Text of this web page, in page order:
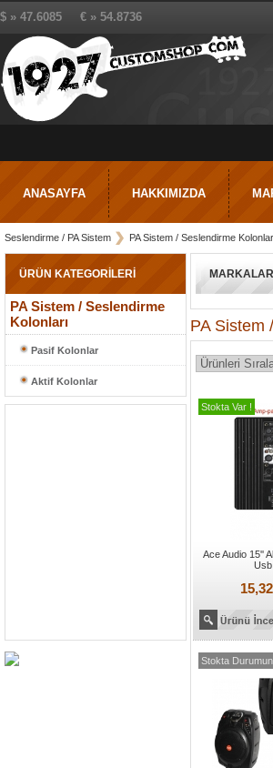
$ » 47.6085 € » 54.8736
ANASAYFA HAKKIMIZDA
Seslendirme / PA Sistem PA Sistem / Seslendirme
ÜRÜN KATEGORİLERİ
PA Sistem / Seslendirme
Kolonları
Pasif Kolonlar
Aktif Kolonlar
MARKALAR
PA Sistem
Stokta Var !
Ace Audio 15''
Stokta